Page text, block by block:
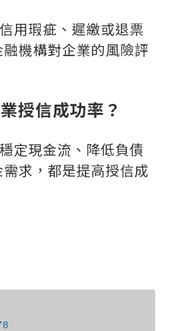
用瑕疵、遲繳或退票
機構對企業的風險評
授信成功率？
定現金流、降低負債
求，都是提高授信成